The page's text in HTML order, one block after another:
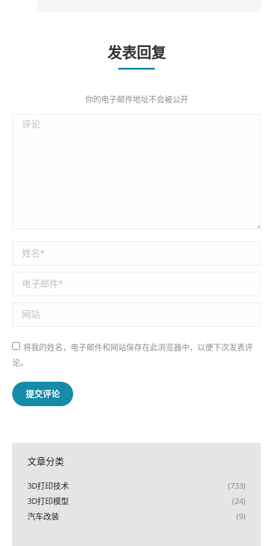
发表回复
你的电子邮件地址不会被公开
评论
姓名 *
电子邮件 *
网站
将我的姓名，电子邮件和网站保存在此浏览器中，以便下次发表评
论。
提交评论
文章分类
3D打印技术
(733)
3D打印模型
(24)
汽车改装
(9)